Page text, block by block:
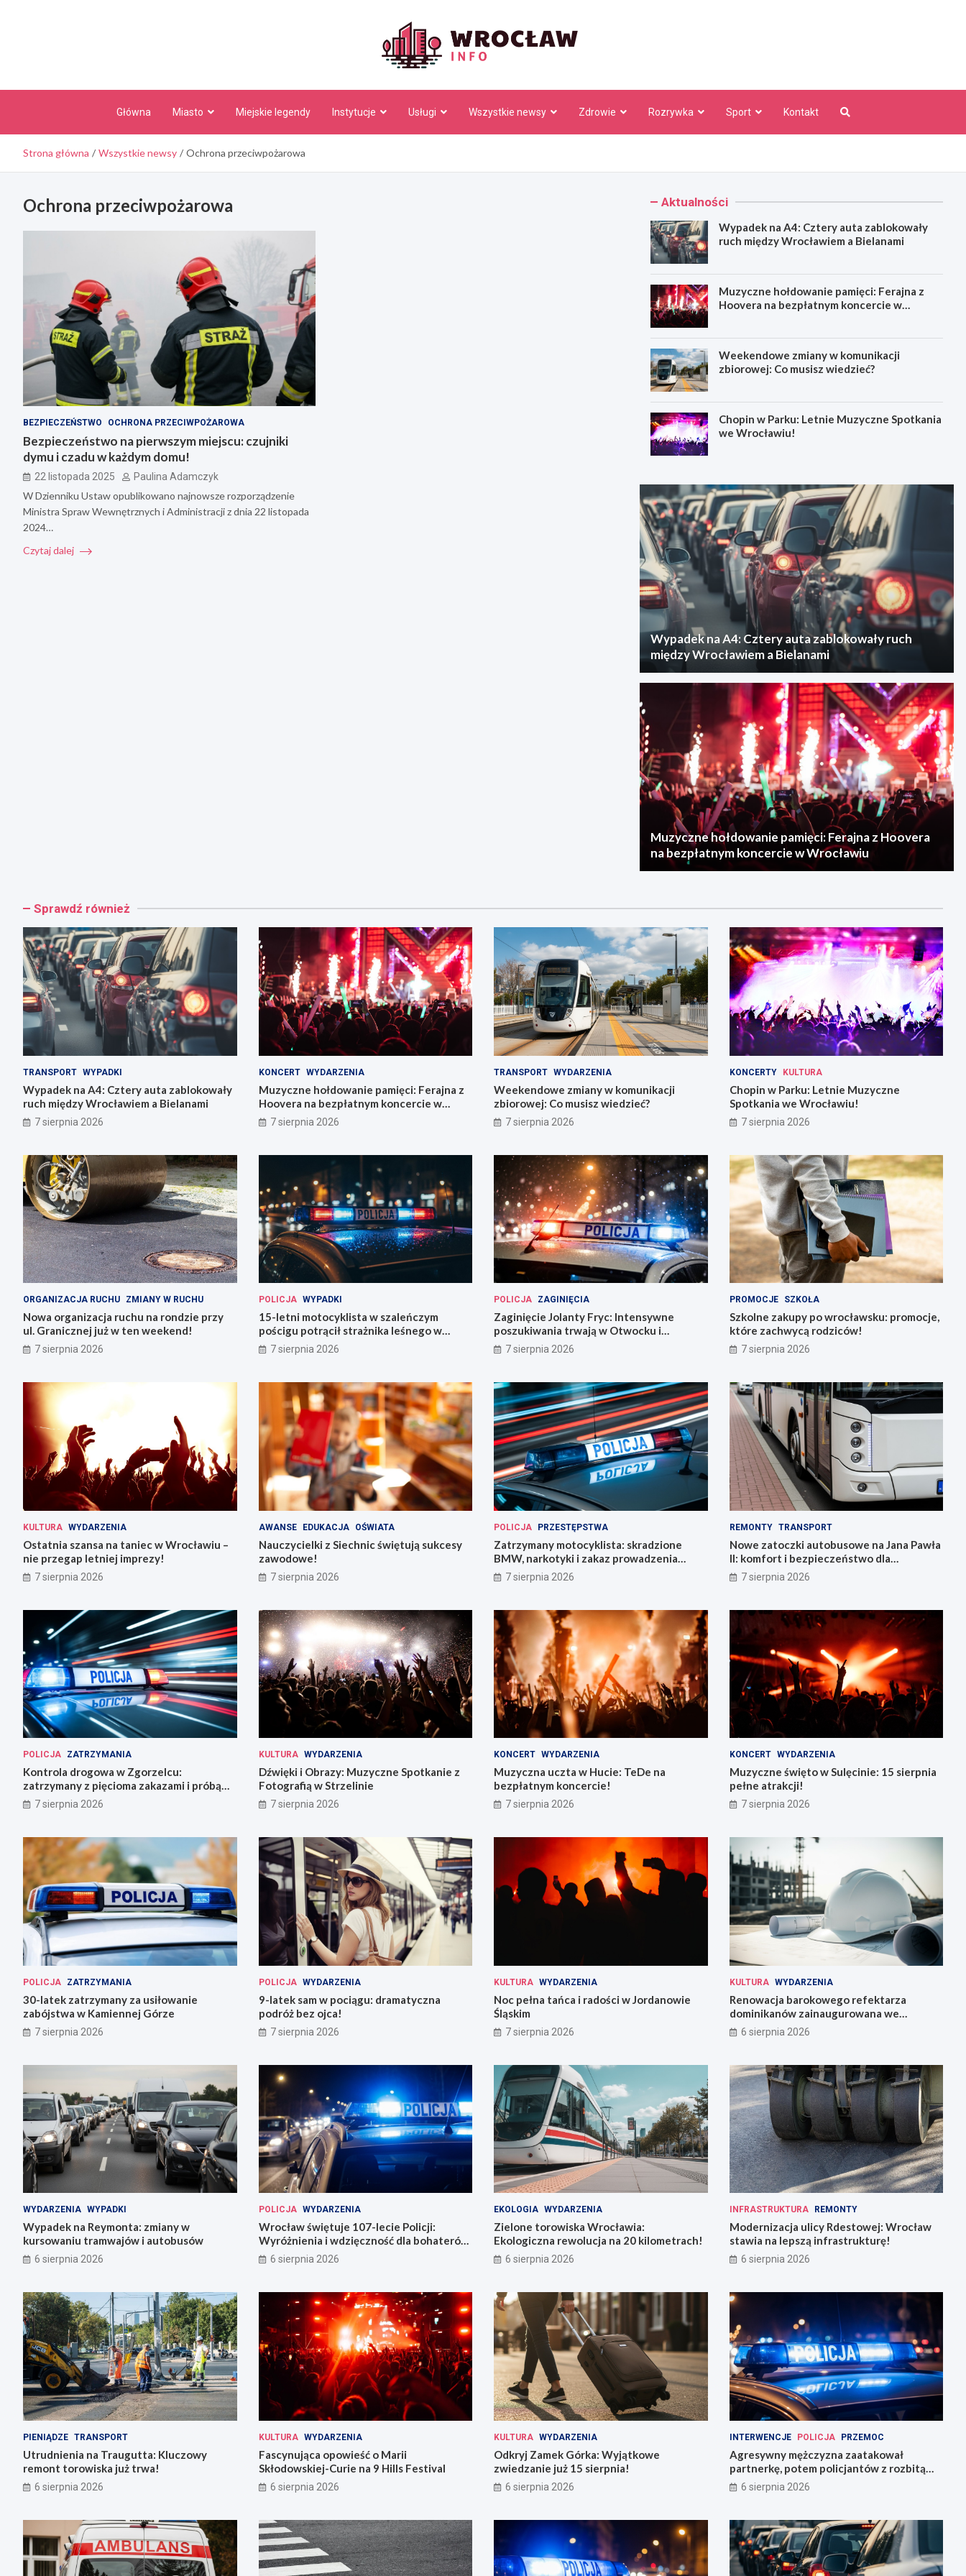
Główna Miasto Miejskie legendy Instytucje Usługi Wszystkie newsy Zdrowie Rozrywka Sport Kontakt
Strona główna Wszystkie newsy Ochrona przeciwpożarowa
Ochrona przeciwpożarowa
BEZPIECZEŃSTWO OCHRONA PRZECIWPOŻAROWA
Bezpieczeństwo na pierwszym miejscu: czujniki
dymu i czadu w każdym domu!
22 listopada 2025 Paulina Adamczyk
W Dzienniku Ustaw opublikowano najnowsze rozporządzenie
Ministra Spraw Wewnętrznych i Administracji z dnia 22 listopada
2024…
Czytaj dalej
Aktualności
Wypadek na A4: Cztery auta zablokowały
ruch między Wrocławiem a Bielanami
Muzyczne hołdowanie pamięci: Ferajna z
Hoovera na bezpłatnym koncercie w
Weekendowe zmiany w komunikacji
zbiorowej: Co musisz wiedzieć?
Chopin w Parku: Letnie Muzyczne Spotkania
we Wrocławiu!
Wypadek na A4: Cztery auta zablokowały ruch
między Wrocławiem a Bielanami
Muzyczne hołdowanie pamięci: Ferajna z Hoovera
na bezpłatnym koncercie w Wrocławiu
Sprawdź również
TRANSPORT WYPADKI
Wypadek na A4: Cztery auta zablokowały
ruch między Wrocławiem a Bielanami
7 sierpnia 2026
KONCERT WYDARZENIA
Muzyczne hołdowanie pamięci: Ferajna z
Hoovera na bezpłatnym koncercie w
Wrocławiu
7 sierpnia 2026
TRANSPORT WYDARZENIA
Weekendowe zmiany w komunikacji
zbiorowej: Co musisz wiedzieć?
7 sierpnia 2026
KONCERTY KULTURA
Chopin w Parku: Letnie Muzyczne
Spotkania we Wrocławiu!
7 sierpnia 2026
ORGANIZACJA RUCHU ZMIANY W RUCHU
Nowa organizacja ruchu na rondzie przy
ul. Granicznej już w ten weekend!
7 sierpnia 2026
POLICJA WYPADKI
15-letni motocyklista w szaleńczym
pościgu potrącił strażnika leśnego w
Lwówku Śląskim
7 sierpnia 2026
POLICJA ZAGINIĘCIA
Zaginięcie Jolanty Fryc: Intensywne
poszukiwania trwają w Otwocku i
Wrocławiu
7 sierpnia 2026
PROMOCJE SZKOŁA
Szkolne zakupy po wrocławsku: promocje,
które zachwycą rodziców!
7 sierpnia 2026
KULTURA WYDARZENIA
Ostatnia szansa na taniec w Wrocławiu –
nie przegap letniej imprezy!
7 sierpnia 2026
AWANSE EDUKACJA OŚWIATA
Nauczycielki z Siechnic świętują sukcesy
zawodowe!
7 sierpnia 2026
POLICJA PRZESTĘPSTWA
Zatrzymany motocyklista: skradzione
BMW, narkotyki i zakaz prowadzenia
pojazdów
7 sierpnia 2026
REMONTY TRANSPORT
Nowe zatoczki autobusowe na Jana Pawła
II: komfort i bezpieczeństwo dla
mieszkańców!
7 sierpnia 2026
POLICJA ZATRZYMANIA
Kontrola drogowa w Zgorzelcu:
zatrzymany z pięcioma zakazami i próbą
ucieczki
7 sierpnia 2026
KULTURA WYDARZENIA
Dźwięki i Obrazy: Muzyczne Spotkanie z
Fotografią w Strzelinie
7 sierpnia 2026
KONCERT WYDARZENIA
Muzyczna uczta w Hucie: TeDe na
bezpłatnym koncercie!
7 sierpnia 2026
KONCERT WYDARZENIA
Muzyczne święto w Sulęcinie: 15 sierpnia
pełne atrakcji!
7 sierpnia 2026
POLICJA ZATRZYMANIA
30-latek zatrzymany za usiłowanie
zabójstwa w Kamiennej Górze
7 sierpnia 2026
POLICJA WYDARZENIA
9-latek sam w pociągu: dramatyczna
podróż bez ojca!
7 sierpnia 2026
KULTURA WYDARZENIA
Noc pełna tańca i radości w Jordanowie
Śląskim
7 sierpnia 2026
KULTURA WYDARZENIA
Renowacja barokowego refektarza
dominikanów zainaugurowana we
Wrocławiu
6 sierpnia 2026
WYDARZENIA WYPADKI
Wypadek na Reymonta: zmiany w
kursowaniu tramwajów i autobusów
6 sierpnia 2026
POLICJA WYDARZENIA
Wrocław świętuje 107-lecie Policji:
Wyróżnienia i wdzięczność dla bohaterów
codzienności
6 sierpnia 2026
EKOLOGIA WYDARZENIA
Zielone torowiska Wrocławia:
Ekologiczna rewolucja na 20 kilometrach!
6 sierpnia 2026
INFRASTRUKTURA REMONTY
Modernizacja ulicy Rdestowej: Wrocław
stawia na lepszą infrastrukturę!
6 sierpnia 2026
PIENIĄDZE TRANSPORT
Utrudnienia na Traugutta: Kluczowy
remont torowiska już trwa!
6 sierpnia 2026
KULTURA WYDARZENIA
Fascynująca opowieść o Marii
Skłodowskiej-Curie na 9 Hills Festival
6 sierpnia 2026
KULTURA WYDARZENIA
Odkryj Zamek Górka: Wyjątkowe
zwiedzanie już 15 sierpnia!
6 sierpnia 2026
INTERWENCJE POLICJA PRZEMOC
Agresywny mężczyzna zaatakował
partnerkę, potem policjantów z rozbitą
butelką
6 sierpnia 2026